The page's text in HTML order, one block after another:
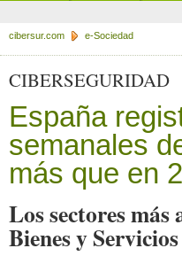
cibersur.com e-Sociedad
CIBERSEGURIDAD
España
semanales
más que en
Los sectores
Bienes y